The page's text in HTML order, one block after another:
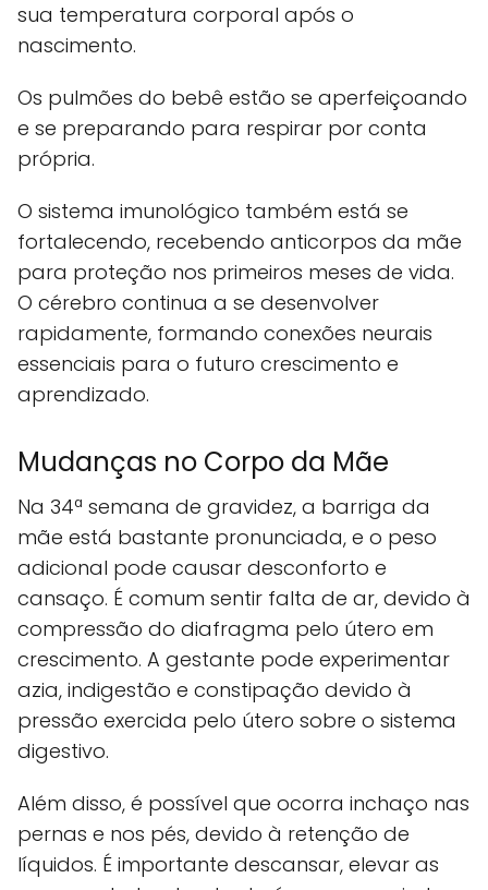
sua temperatura corporal após o
nascimento.
Os pulmões do bebê estão se aperfeiçoando
e se preparando para respirar por conta
própria.
O sistema imunológico também está se
fortalecendo, recebendo anticorpos da mãe
para proteção nos primeiros meses de vida.
O cérebro continua a se desenvolver
rapidamente, formando conexões neurais
essenciais para o futuro crescimento e
aprendizado.
Mudanças no Corpo da Mãe
Na 34ª semana de gravidez, a barriga da
mãe está bastante pronunciada, e o peso
adicional pode causar desconforto e
cansaço. É comum sentir falta de ar, devido à
compressão do diafragma pelo útero em
crescimento. A gestante pode experimentar
azia, indigestão e constipação devido à
pressão exercida pelo útero sobre o sistema
digestivo.
Além disso, é possível que ocorra inchaço nas
pernas e nos pés, devido à retenção de
líquidos. É importante descansar, elevar as